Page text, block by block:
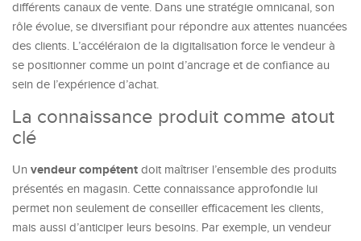
différents canaux de vente. Dans une stratégie omnicanal, son
rôle évolue, se diversifiant pour répondre aux attentes nuancées
des clients. L’accéléraion de la digitalisation force le vendeur à
se positionner comme un point d’ancrage et de confiance au
sein de l’expérience d’achat.
La connaissance produit comme atout
clé
Un vendeur compétent doit maîtriser l’ensemble des produits
présentés en magasin. Cette connaissance approfondie lui
permet non seulement de conseiller efficacement les clients,
mais aussi d’anticiper leurs besoins. Par exemple, un vendeur